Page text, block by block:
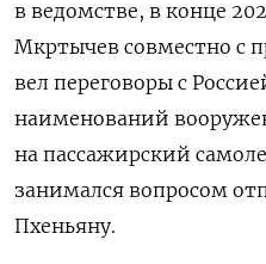
в ведомстве, в конце
Мкртычев совместно с
вел переговоры с
наименований
на пассажирский
занимался вопросом
Пхеньяну.